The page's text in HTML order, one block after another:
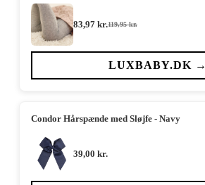
119,95kr.
Den
pris
var:
83,97 kr.Den
pris
er:
LUXBABY.DK →
Condor Hårspænde med Sløjfe - Navy
39,00 kr.